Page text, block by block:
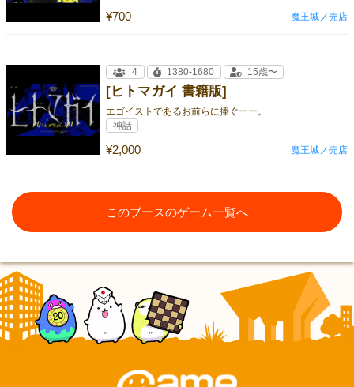
¥700 魔王城ノ売店
[ヒトマガイ 書籍版]
エゴイストであるお前らに捧ぐーー。
¥2,000
4 1380-1680 15歳〜
神話
魔王城ノ売店
このブースのゲーム一覧へ